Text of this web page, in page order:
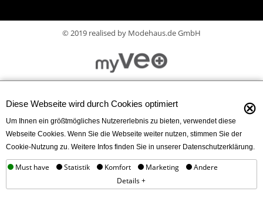
© 2019 realised by Modehaus.de GmbH
Diese Webseite wird durch Cookies optimiert ⊗
Um Ihnen ein größtmögliches Nutzererlebnis zu bieten, verwendet diese
Webseite Cookies. Wenn Sie die Webseite weiter nutzen, stimmen Sie der
Cookie-Nutzung zu. Weitere Infos finden Sie in unserer Datenschutzerklärung.
Must have Statistik Komfort Marketing
Andere
Details +